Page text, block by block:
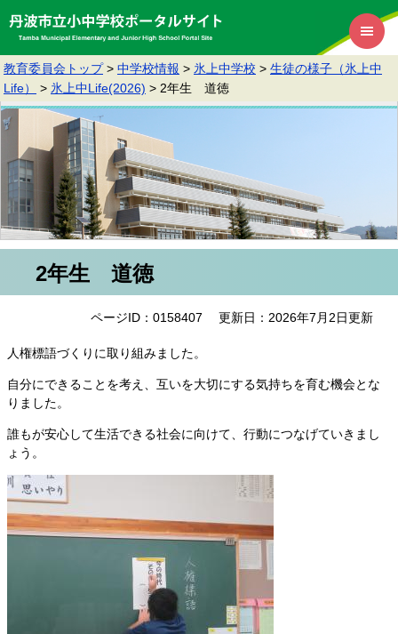
教育委員会トップ > 中学校情報 > 氷上中学校 > 生徒の様子（氷上中
Life）
> 氷上中Life(2026) > 2年生 道徳
2年生 道徳
ページID：0158407 更新日：2026年7月2日更新
人権標語づくりに取り組みました。
自分にできることを考え、互いを大切にする気持ちを育む機会とな
りました。
誰もが安心して生活できる社会に向けて、行動につなげていきまし
ょう。